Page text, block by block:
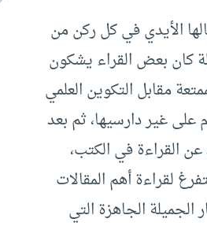
الأيدي في كل ركن من
كان بعض القراء يشكون
مقابل التكوين العلمي
غير دارسيها، ثم بعد
القراءة في الكتب،
لقراءة أهم المقالات
الجاهزة التي